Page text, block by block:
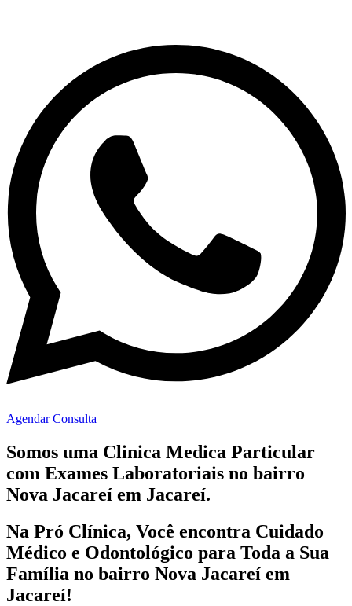
Agendar Consulta
Somos uma Clinica Medica Particular
com Exames Laboratoriais no bairro
Nova Jacareí em Jacareí.
Na Pró Clínica, Você encontra Cuidado
Médico e Odontológico para Toda a Sua
Família no bairro Nova Jacareí em
Jacareí!